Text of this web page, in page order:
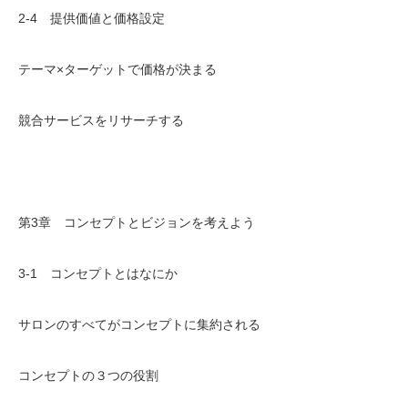
2-4 提供価値と価格設定
テーマ×ターゲットで価格が決まる
競合サービスをリサーチする
第3章 コンセプトとビジョンを考えよう
3-1 コンセプトとはなにか
サロンのすべてがコンセプトに集約される
コンセプトの３つの役割